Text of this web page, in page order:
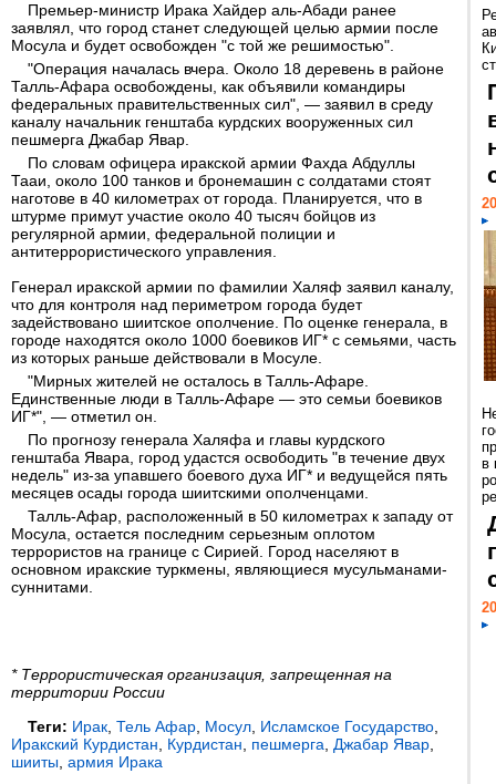
Премьер-министр Ирака Хайдер аль-Абади ранее
заявлял, что город станет следующей целью армии после
Мосула и будет освобожден "с той же решимостью".
"Операция началась вчера. Около 18 деревень в районе
Талль-Афара освобождены, как объявили командиры
федеральных правительственных сил", — заявил в среду
каналу начальник генштаба курдских вооруженных сил
пешмерга Джабар Явар.
По словам офицера иракской армии Фахда Абдуллы
Тааи, около 100 танков и бронемашин с солдатами стоят
наготове в 40 километрах от города. Планируется, что в
штурме примут участие около 40 тысяч бойцов из
регулярной армии, федеральной полиции и
антитеррористического управления.
​Генерал иракской армии по фамилии Халяф заявил каналу,
что для контроля над периметром города будет
задействовано шиитское ополчение. По оценке генерала, в
городе находятся около 1000 боевиков ИГ* с семьями, часть
из которых раньше действовали в Мосуле.
"Мирных жителей не осталось в Талль-Афаре.
Единственные люди в Талль-Афаре — это семьи боевиков
ИГ*", — отметил он.
По прогнозу генерала Халяфа и главы курдского
генштаба Явара, город удастся освободить "в течение двух
недель" из-за упавшего боевого духа ИГ* и ведущейся пять
месяцев осады города шиитскими ополченцами.
Талль-Афар, расположенный в 50 километрах к западу от
Мосула, остается последним серьезным оплотом
террористов на границе с Сирией. Город населяют в
основном иракские туркмены, являющиеся мусульманами-
суннитами.
* Террористическая организация, запрещенная на
территории России
Теги: Ирак Тель Афар Мосул Исламское Государство
Иракский Курдистан
Курдистан пешмерга Джабар Явар
шииты армия Ирака
в